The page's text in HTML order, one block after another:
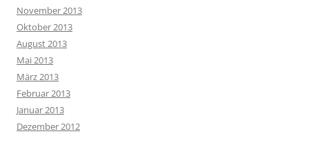
November 2013
Oktober 2013
August 2013
Mai 2013
März 2013
Februar 2013
Januar 2013
Dezember 2012